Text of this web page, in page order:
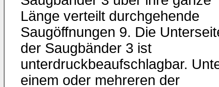
Länge verteilt durchgehende
Saugöffnungen 9. Die
der Saugbänder 3 ist
unterdruckbeaufschlagbar.
einem oder mehreren der